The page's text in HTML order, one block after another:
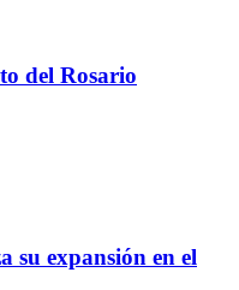
del Rosario
su expansión en el